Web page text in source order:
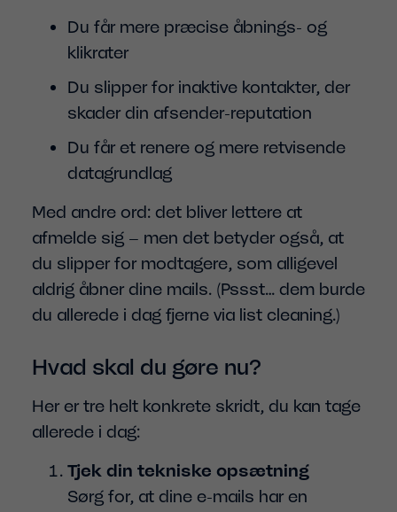
Du får mere præcise åbnings- og
klikrater
Du slipper for inaktive kontakter, der
skader din afsender-reputation
Du får et renere og mere retvisende
datagrundlag
Med andre ord: det bliver lettere at
afmelde sig – men det betyder også, at
du slipper for modtagere, som alligevel
aldrig åbner dine mails. (Pssst… dem burde
du allerede i dag fjerne via list cleaning.)
Hvad skal du gøre nu?
Her er tre helt konkrete skridt, du kan tage
allerede i dag:
Tjek din tekniske opsætning
Sørg for, at dine e-mails har en